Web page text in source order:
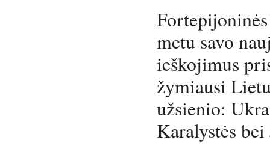
metu savo
ieškojimus
žymiausi
užsienio:
Karalystės